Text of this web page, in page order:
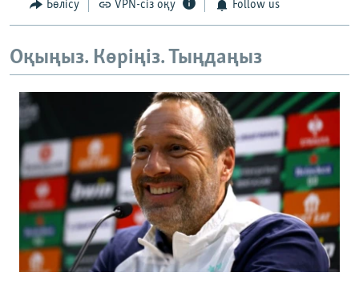
Бөлісу VPN-сіз оқу Follow us
Оқыңыз. Көріңіз. Тыңдаңыз